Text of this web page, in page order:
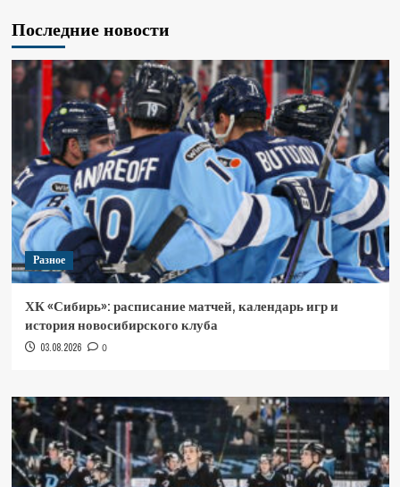
Последние новости
Разное
ХК «Сибирь»: расписание матчей, календарь игр и
история новосибирского клуба
03.08.2026 0